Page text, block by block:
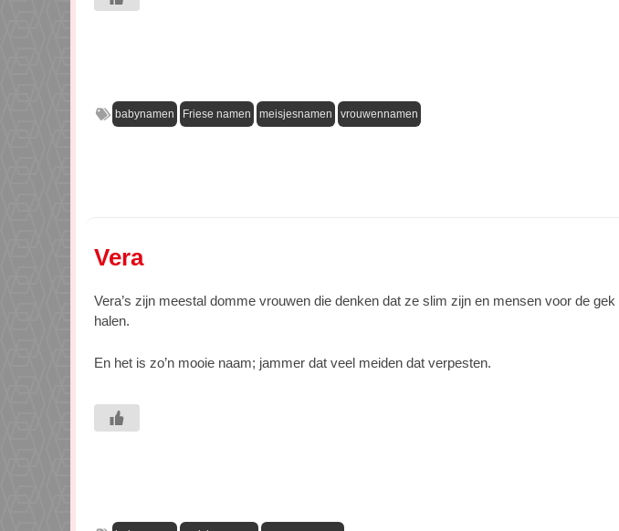
babynamen Friese namen meisjesnamen vrouwennamen
Vera
Vera’s zijn meestal domme vrouwen die denken dat ze slim zijn en mensen voor de
halen.
En het is zo’n mooie naam; jammer dat veel meiden dat verpesten.